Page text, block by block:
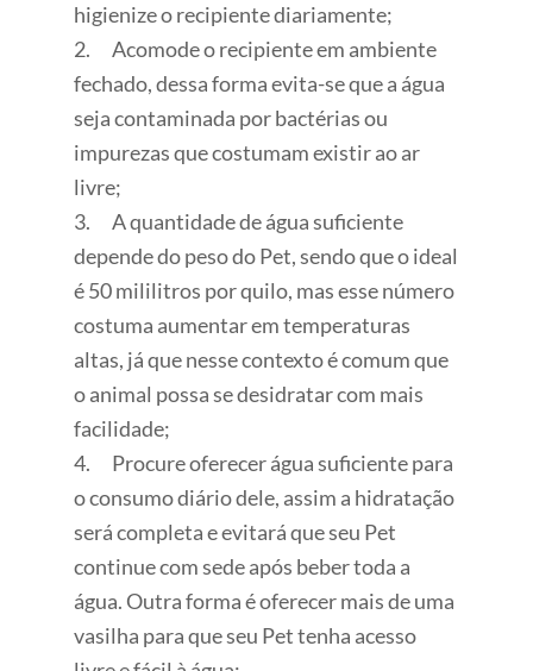
higienize o recipiente diariamente;
2. Acomode o recipiente em ambiente
fechado, dessa forma evita-se que a água
seja contaminada por bactérias ou
impurezas que costumam existir ao ar
livre;
3. A quantidade de água suficiente
depende do peso do Pet, sendo que o ideal
é 50 mililitros por quilo, mas esse número
costuma aumentar em temperaturas
altas, já que nesse contexto é comum que
o animal possa se desidratar com mais
facilidade;
4. Procure oferecer água suficiente para
o consumo diário dele, assim a hidratação
será completa e evitará que seu Pet
continue com sede após beber toda a
água. Outra forma é oferecer mais de uma
vasilha para que seu Pet tenha acesso